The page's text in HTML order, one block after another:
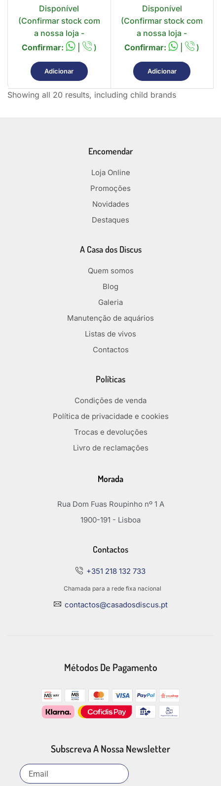
Disponível
(Confirmar stock com
a nossa loja -
Confirmar:
| )
Adicionar
Disponível
(Confirmar stock com
a nossa loja -
Confirmar:
| )
Adicionar
Showing all 20 results, including child brands
Encomendar
Loja Online
Promoções
Novidades
Destaques
A Casa dos Discus
Quem somos
Blog
Galeria
Manutenção de aquários
Listas de vivos
Contactos
Políticas
Condições de venda
Política de privacidade e cookies
Trocas e devoluções
Livro de reclamações
Morada
Rua Dom Fuas Roupinho nº 1 A
1900-191 - Lisboa
Contactos
+351 218 132 733
Chamada para a rede fixa nacional
contactos@casadosdiscus.pt
Métodos De Pagamento
Subscreva A Nossa Newsletter